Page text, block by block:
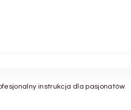
instrukcja dla pasjonatów